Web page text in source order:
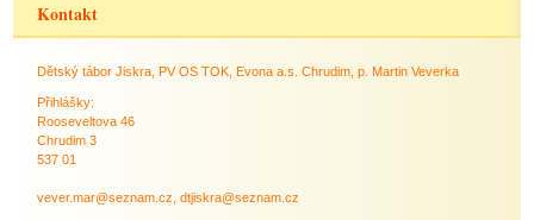
Kontakt
Dětský tábor Jiskra, PV OS TOK, Evona a.s. Chrudim, p. Martin Veverka
Přihlášky:
Rooseveltova 46
Chrudim 3
537 01
vever.mar@seznam.cz, dtjiskra@seznam.cz